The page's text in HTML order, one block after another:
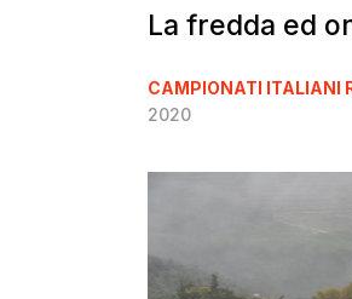
La fredda ed
CAMPIONATI ITALIANI
2020